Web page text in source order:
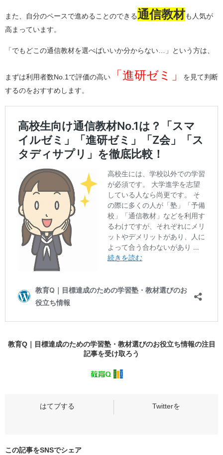
また、自分のペースで進めることのできる通信教材も人気が
高まっています。
「でもどこの通信教材を選べばいいか分からない…」という方は、
まずは利用者数No.1で評価の高い 「進研ゼミ」
を見て判断
するのをおすすめします。
教育Q｜目標達成のための学習塾・教材選びのお役立ち情報の注目
記事を受け取ろう
この記事をSNSでシェア